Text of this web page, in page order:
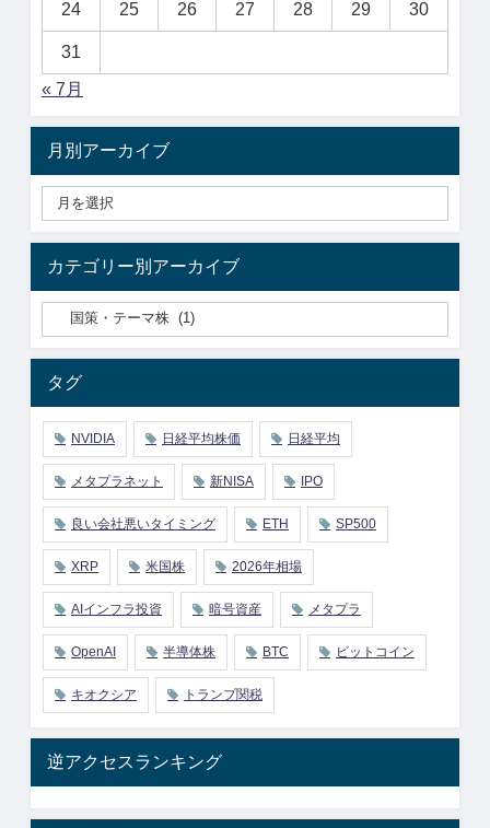
24 25 26 27 28 29 30
31
« 7月
月別アーカイブ
カテゴリー別アーカイブ
タグ
NVIDIA 日経平均株価 日経平均
メタプラネット 新NISA IPO
良い会社悪いタイミング ETH SP500
XRP 米国株 2026年相場
AIインフラ投資 暗号資産 メタプラ
OpenAI 半導体株 BTC ビットコイン
キオクシア トランプ関税
逆アクセスランキング